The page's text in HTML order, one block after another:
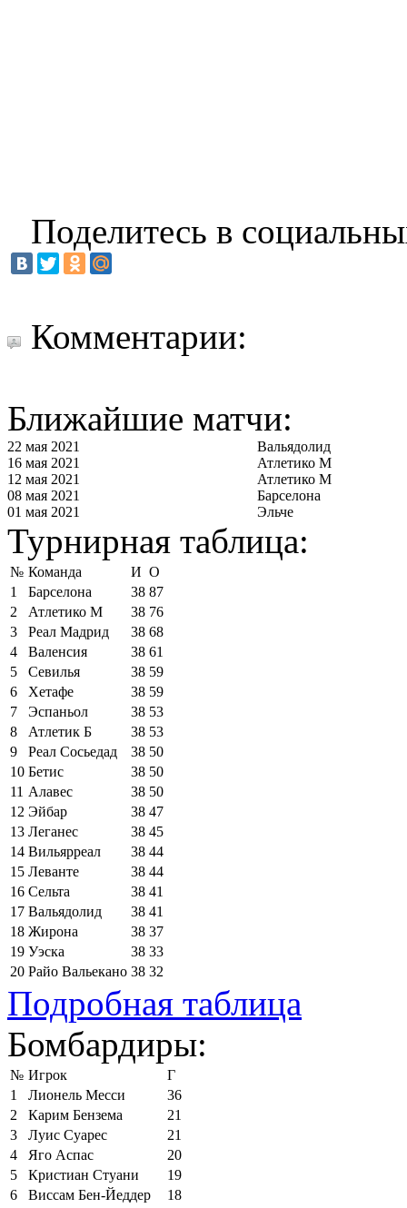
Поделитесь в
Комментарии:
Ближайшие матчи:
22 мая 2021
Вальядолид
16 мая 2021
Атлетико М
12 мая 2021
Атлетико М
08 мая 2021
Барселона
01 мая 2021
Эльче
Турнирная таблица:
№ Команда И О
1
Барселона 38 87
2
Атлетико М 38 76
3
Реал Мадрид 38 68
4
Валенсия 38 61
5
Севилья 38 59
6
Хетафе 38 59
7
Эспаньол 38 53
8
Атлетик Б 38 53
9
Реал Сосьедад 38 50
10 Бетис 38 50
11 Алавес 38 50
12 Эйбар 38 47
13 Леганес 38 45
14 Вильярреал 38 44
15 Леванте 38 44
16 Сельта 38 41
17 Вальядолид 38 41
18 Жирона 38 37
19 Уэска 38 33
20 Райо Вальекано 38 32
Подробная таблица
Бомбардиры:
№ Игрок
Г
1
Лионель Месси
36
2
Карим Бензема
21
3
Луис Суарес
21
4
Яго Аспас
20
5
Кристиан Стуани
19
6
Виссам Бен-Йеддер
18